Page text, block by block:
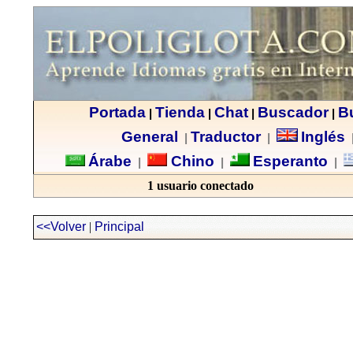
Portada| Tienda| Chat| Buscador|
General
Traductor| Inglés
Árabe Chino Esperanto
1 usuario conectado
<<Volver | Principal